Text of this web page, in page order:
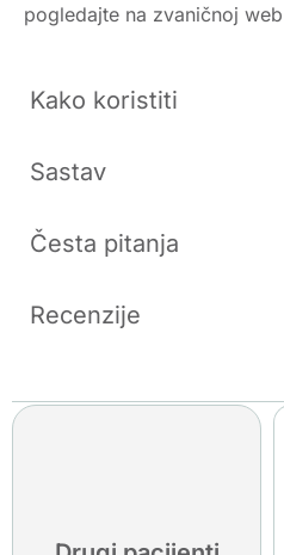
pogledajte na zvaničnoj
Kako koristiti
Sastav
Česta pitanja
Recenzije